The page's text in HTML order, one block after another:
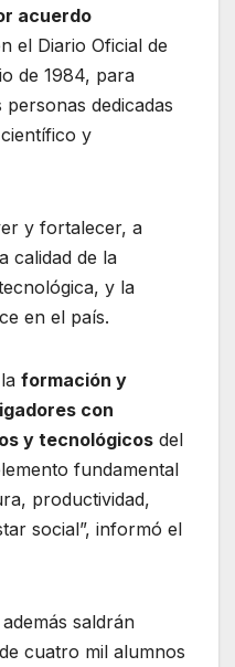
acuerdo
el Diario Oficial de
de 1984, para
dedicadas
y
y fortalecer, a
calidad de la
y la
en el país.
formación y
con
y tecnológicos del
fundamental
productividad,
social”, informó el
saldrán
cuatro mil alumnos